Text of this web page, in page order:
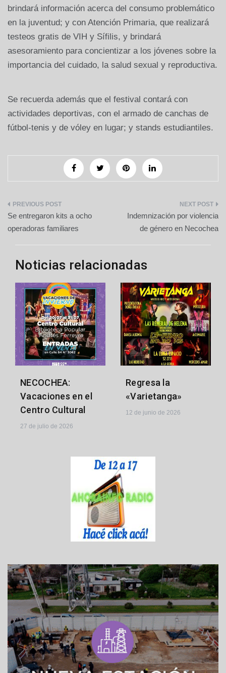
brindará información acerca del consumo problemático
en la juventud; y con Atención Primaria, que realizará
testeos gratis de VIH y Sífilis, y brindará
asesoramiento para concientizar a los jóvenes sobre la
importancia del cuidado, la salud sexual y reproductiva.
Se recuerda además que el festival contará con
actividades deportivas, con el armado de canchas de
fútbol-tenis y de vóley en lugar; y stands estudiantiles.
Navegación
de
entradas
Se entregaron kits a ocho
operadoras familiares
Indemnización por violencia
de género en Necochea
Noticias relacionadas
NECOCHEA:
Vacaciones en el
Centro Cultural
27 de julio de 2026
Regresa la
«Varietanga»
12 de junio de 2026